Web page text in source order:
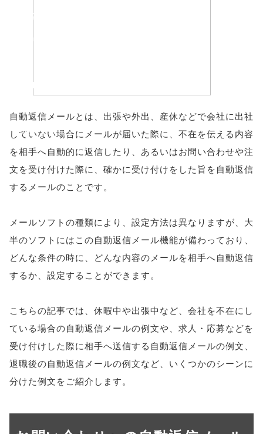
height=450,
scrollbars=yes'
false;"> シェア
自動返信メールとは、出張や外出、産休などで会社に出社
していない場合にメールが届いた際に、不在を伝える内容
を相手へ自動的に返信したり、あるいはお問い合わせや注
文を受け付けた際に、確かに受け付けをした旨を自動返信
するメールのことです。
メールソフトの種類により、設定方法は異なりますが、大
半のソフトにはこの自動返信メール機能が備わっており、
どんな条件の時に、どんな内容のメールを相手へ自動返信
するか、設定することができます。
こちらの記事では、休暇中や出張中など、会社を不在にし
ている場合の自動返信メールの例文や、求人・応募などを
受け付けした際に相手へ送信する自動返信メールの例文、
退職後の自動返信メールの例文など、いくつかのシーンに
分けた例文をご紹介します。